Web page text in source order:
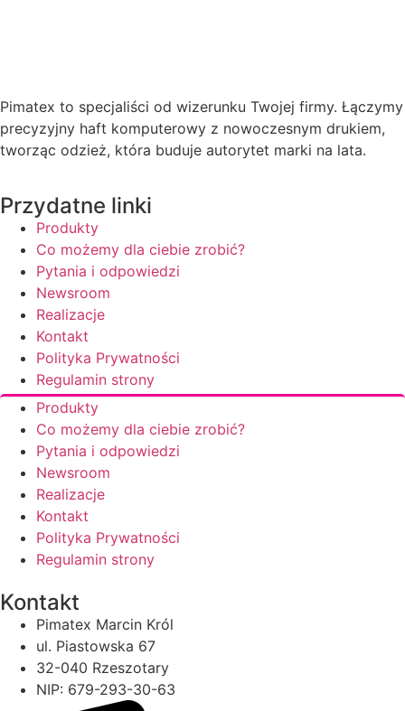
Pimatex to specjaliści od wizerunku Twojej firmy. Łączymy
precyzyjny haft komputerowy z nowoczesnym drukiem,
tworząc odzież, która buduje autorytet marki na lata.
Przydatne linki
Produkty
Co możemy dla ciebie zrobić?
Pytania i odpowiedzi
Newsroom
Realizacje
Kontakt
Polityka Prywatności
Regulamin strony
Produkty
Co możemy dla ciebie zrobić?
Pytania i odpowiedzi
Newsroom
Realizacje
Kontakt
Polityka Prywatności
Regulamin strony
Kontakt
Pimatex Marcin Król
ul. Piastowska 67
32-040 Rzeszotary
NIP: 679-293-30-63